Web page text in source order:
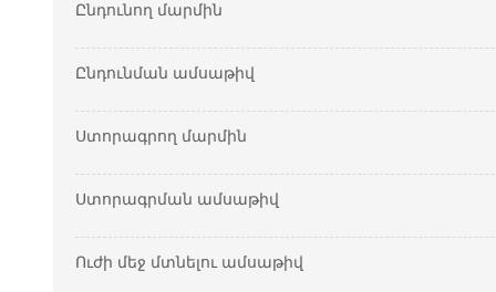
Ընդունող մարմին
Ընդունման ամսաթիվ
Ստորագրող մարմին
Ստորագրման ամսաթիվ
Ուժի մեջ մտնելու ամսաթիվ